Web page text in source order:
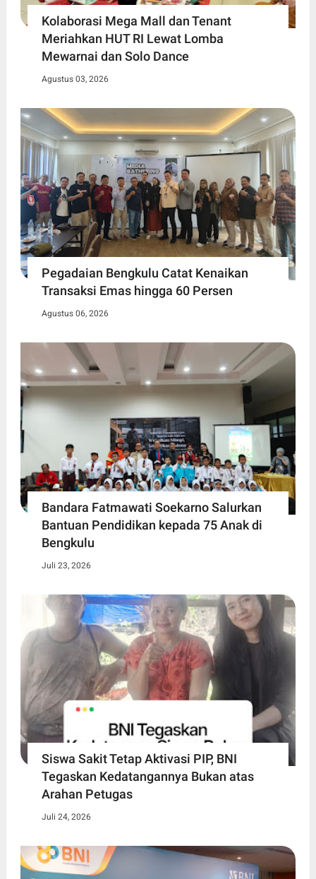
Kolaborasi Mega Mall dan Tenant
Meriahkan HUT RI Lewat Lomba
Mewarnai dan Solo Dance
Agustus 03, 2026
Pegadaian Bengkulu Catat Kenaikan
Transaksi Emas hingga 60 Persen
Agustus 06, 2026
Bandara Fatmawati Soekarno Salurkan
Bantuan Pendidikan kepada 75 Anak di
Bengkulu
Juli 23, 2026
Siswa Sakit Tetap Aktivasi PIP, BNI
Tegaskan Kedatangannya Bukan atas
Arahan Petugas
Juli 24, 2026